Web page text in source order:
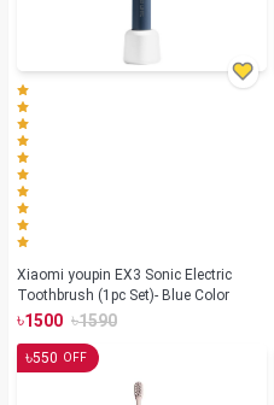
Xiaomi youpin EX3 Sonic Electric
Toothbrush (1pc Set)- Blue Color
৳1500 ৳1590
৳550 OFF